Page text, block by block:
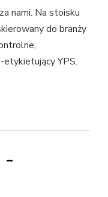
nami. Na stoisku
do branży
YPS.
-